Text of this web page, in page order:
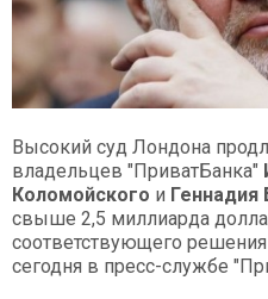
Высокий суд Лондона
владельцев "ПриватБанка"
Коломойского и
свыше 2,5 миллиарда
соответствующего
сегодня в пресс-службе